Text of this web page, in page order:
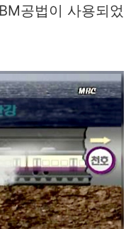
공법이 사용되었